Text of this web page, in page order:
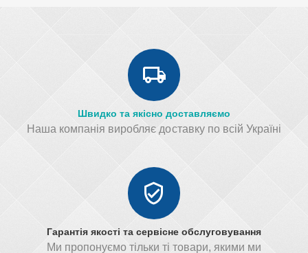
Швидко та якісно доставляємо
Наша компанія виробляє доставку по всій Україні
Гарантія якості та сервісне обслуговування
Ми пропонуємо тільки ті товари, якими ми